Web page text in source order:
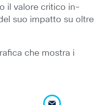
il valore critico in-
suo impatto su oltre
che mostra i